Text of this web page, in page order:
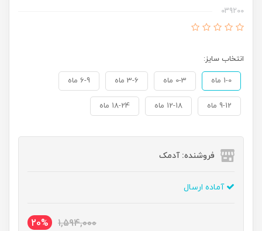
039200
انتخاب سایز:
1-0 ماه 0-3 ماه 3-6 ماه 6-9 ماه
9-12 ماه 12-18 ماه 18-24 ماه
فروشنده: آدمک
آماده ارسال
1,594,000
20%